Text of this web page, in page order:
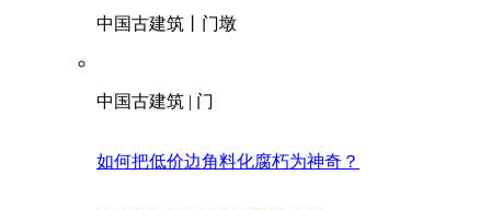
中国古建筑丨门墩
中国古建筑 | 门
如何把低价边角料化腐朽为神奇？